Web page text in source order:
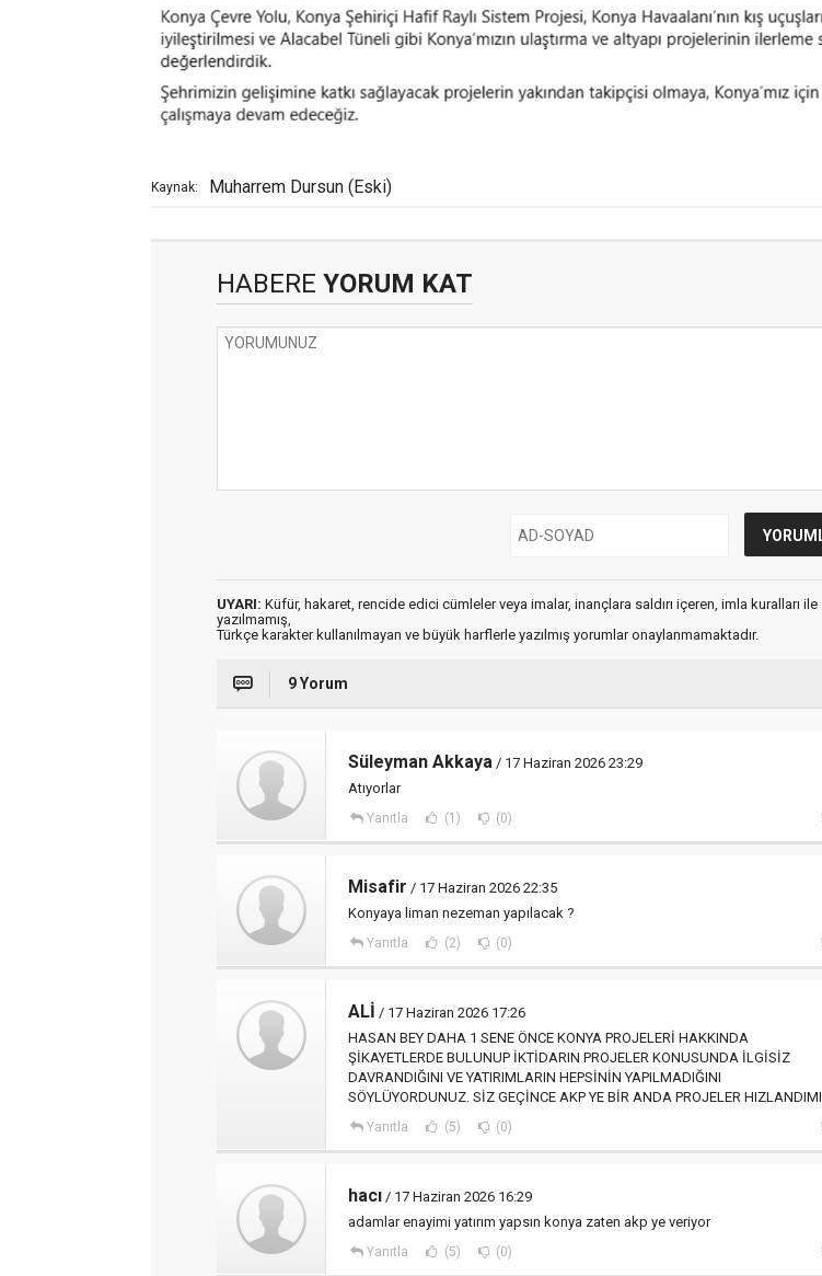
Kaynak: Muharrem Dursun (Eski)
HABERE YORUM KAT
UYARI: Küfür, hakaret, rencide edici cümleler veya imalar, inançlara saldırı içeren, imla kuralları ile
yazılmamış,
Türkçe karakter kullanılmayan ve büyük harflerle yazılmış yorumlar onaylanmamaktadır.
9 Yorum
Süleyman Akkaya / 17 Haziran 2026 23:29
Atıyorlar
Yanıtla (1) (0)
Misafir / 17 Haziran 2026 22:35
Konyaya liman nezeman yapılacak ?
Yanıtla (2) (0)
ALİ / 17 Haziran 2026 17:26
HASAN BEY DAHA 1 SENE ÖNCE KONYA PROJELERİ HAKKINDA
ŞİKAYETLERDE BULUNUP İKTİDARIN PROJELER KONUSUNDA İLGİSİZ
DAVRANDIĞINI VE YATIRIMLARIN HEPSİNİN YAPILMADIĞINI
SÖYLÜYORDUNUZ. SİZ GEÇİNCE AKP YE BİR ANDA PROJELER HIZLANDIMI
Yanıtla (5) (0)
hacı / 17 Haziran 2026 16:29
adamlar enayimi yatırım yapsın konya zaten akp ye veriyor
Yanıtla (5) (0)